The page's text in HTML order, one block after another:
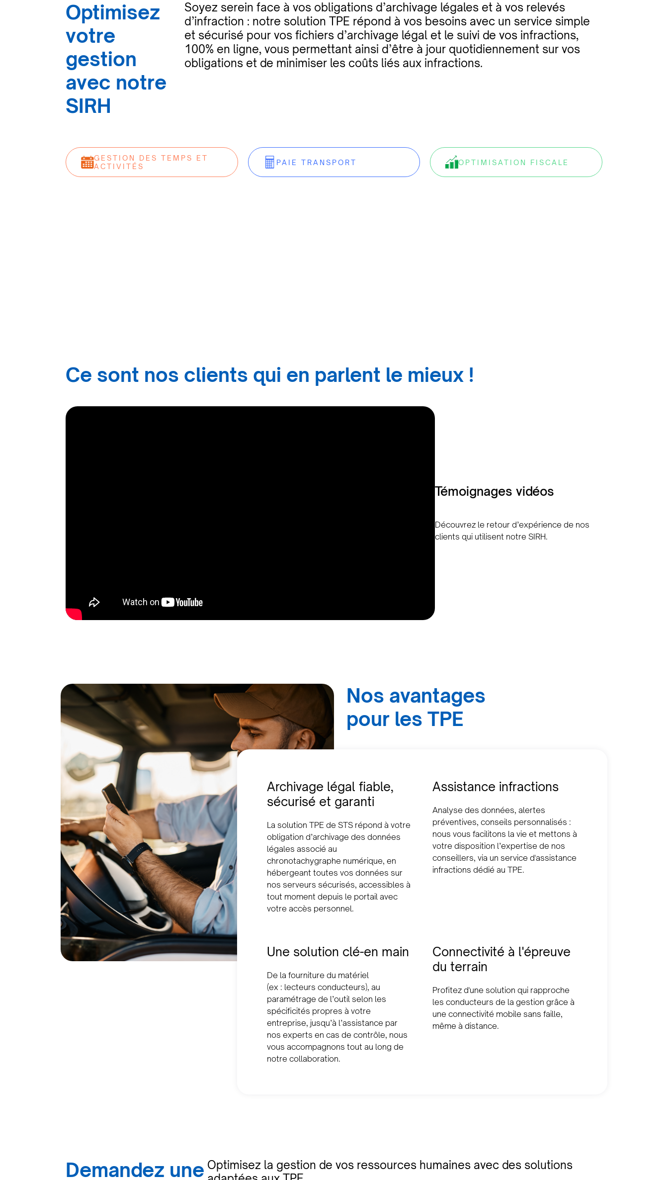
Optimisez
votre
gestion
avec notre
SIRH
Soyez serein face à vos obligations d’archivage légales et à vos relevés
d’infraction : notre solution TPE répond à vos besoins avec un service simple
et sécurisé pour vos fichiers d’archivage légal et le suivi de vos infractions,
100% en ligne, vous permettant ainsi d’être à jour quotidiennement sur vos
obligations et de minimiser les coûts liés aux infractions.
GESTION DES TEMPS ET
ACTIVITÉS
PAIE TRANSPORT OPTIMISATION FISCALE
Ce sont nos clients qui en parlent le mieux !
Témoignages vidéos
Découvrez le retour d’expérience de nos
clients qui utilisent notre SIRH.
Nos avantages
pour les TPE
Archivage légal fiable,
sécurisé et garanti
La solution TPE de STS répond à votre
obligation d’archivage des données
légales associé au
chronotachygraphe numérique, en
hébergeant toutes vos données sur
nos serveurs sécurisés, accessibles à
tout moment depuis le portail avec
votre accès personnel.
Assistance infractions
Analyse des données, alertes
préventives, conseils personnalisés :
nous vous facilitons la vie et mettons à
votre disposition l’expertise de nos
conseillers, via un service d'assistance
infractions dédié au TPE.
Une solution clé-en main
De la fourniture du matériel
(ex : lecteurs conducteurs), au
paramétrage de l’outil selon les
spécificités propres à votre
entreprise, jusqu’à l’assistance par
nos experts en cas de contrôle, nous
vous accompagnons tout au long de
notre collaboration.
Connectivité à l'épreuve
du terrain
Profitez d'une solution qui rapproche
les conducteurs de la gestion grâce à
une connectivité mobile sans faille,
même à distance.
Demandez une Optimisez la gestion de vos ressources humaines avec des solutions